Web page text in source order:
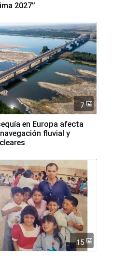
2027”
7
en Europa afecta
fluvial y
15